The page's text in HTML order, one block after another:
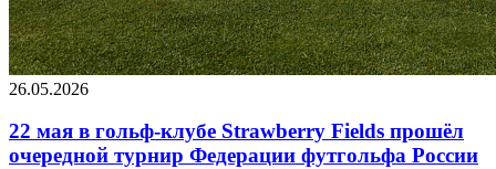
26.05.2026
22 мая в гольф-клубе Strawberry Fields прошёл
очередной турнир Федерации футгольфа России